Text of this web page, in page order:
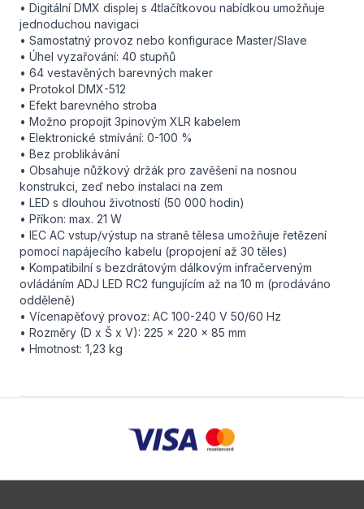
• Digitální DMX displej s 4tlačítkovou nabídkou umožňuje
jednoduchou navigaci
• Samostatný provoz nebo konfigurace Master/Slave
• Úhel vyzařování: 40 stupňů
• 64 vestavěných barevných maker
• Protokol DMX-512
• Efekt barevného stroba
• Možno propojit 3pinovým XLR kabelem
• Elektronické stmívání: 0-100 %
• Bez problikávání
• Obsahuje nůžkový držák pro zavěšení na nosnou
konstrukci, zeď nebo instalaci na zem
• LED s dlouhou životností (50 000 hodin)
• Příkon: max. 21 W
• IEC AC vstup/výstup na straně tělesa umožňuje řetězení
pomocí napájecího kabelu (propojení až 30 těles)
• Kompatibilní s bezdrátovým dálkovým infračerveným
ovládáním ADJ LED RC2 fungujícím až na 10 m (prodáváno
odděleně)
• Vícenapěťový provoz: AC 100-240 V 50/60 Hz
• Rozměry (D x Š x V): 225 x 220 x 85 mm
• Hmotnost: 1,23 kg